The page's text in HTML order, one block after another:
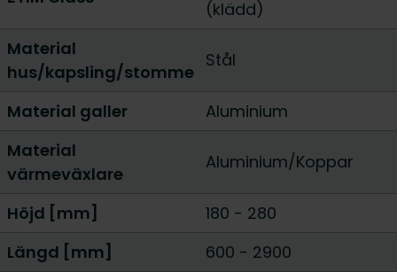
(klädd)
Material
hus/kapsling/stomme
Stål
Material galler
Aluminium
Material
värmeväxlare
Aluminium/Koppar
Höjd [mm] 180 - 280
Längd [mm]
600 - 2900